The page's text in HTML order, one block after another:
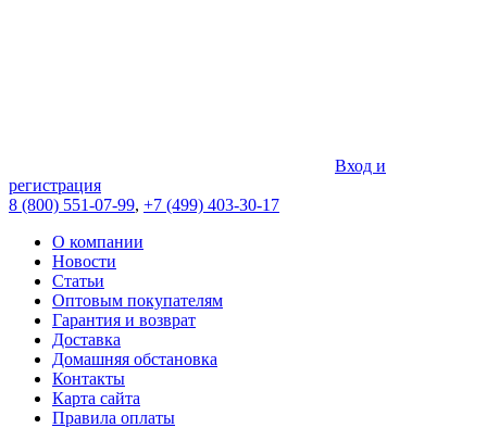
Вход и
регистрация
8 (800) 551-07-99, +7 (499) 403-30-17
О компании
Новости
Статьи
Оптовым покупателям
Гарантия и возврат
Доставка
Домашняя обстановка
Контакты
Карта сайта
Правила оплаты